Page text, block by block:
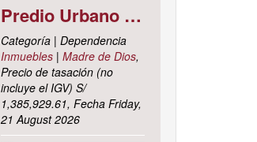
Predio Urbano Jirón LIBERTAD Mz. 5-H, Lote 23, TAMBOPATA - TAMBOPATA - MADRE DE DIOS ; cuyo dominio corre inscrito en la partida electrónica N° 07001561 del registro de propiedad inmueble de la ZONA REGISTRAL N° X, SEDE CUSCO, OFICINA REGISTRAL MADRE DE D
Categoría | Dependencia
Inmuebles| Madre de Dios,
Precio de tasación (no
incluye el IGV) S/
1,385,929.61, Fecha Friday,
21 August 2026